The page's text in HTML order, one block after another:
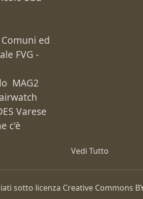
ed
FVG -
MAG2
Varese
c'è
Vedi Tutto
sotto licenza Creative Commons